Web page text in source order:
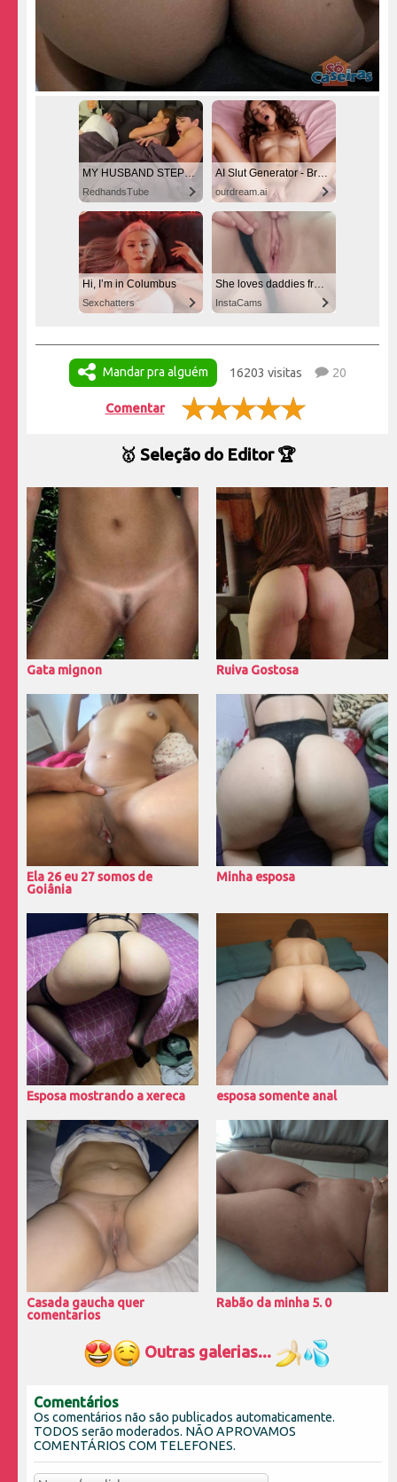
MY HUSBAND STEPSON MISTAKENLY GIVES ME IN THE ASS
RedhandsTube
AI Slut Generator - Bring your Fantasies to life 🔥
ourdream.ai
Hi, I’m in Columbus
Sexchatters
She loves daddies from United States
InstaCams
Mandar pra alguém 16203 visitas 20
Comentar
🥇 Seleção do Editor 🏆
Gata mignon Ruiva Gostosa
Ela 26 eu 27 somos de
Goiânia
Minha esposa
Esposa mostrando a xereca esposa somente anal
Casada gaucha quer
comentarios
Rabão da minha 5. 0
Outras galerias...
Comentários
Os comentários não são publicados automaticamente.
TODOS serão moderados. NÃO APROVAMOS
COMENTÁRIOS COM TELEFONES.